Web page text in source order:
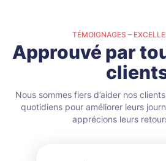
TÉMOIGNAGES –
Approuvé par
Nous sommes fiers d’aider nos
quotidiens pour améliorer leurs
apprécions leurs